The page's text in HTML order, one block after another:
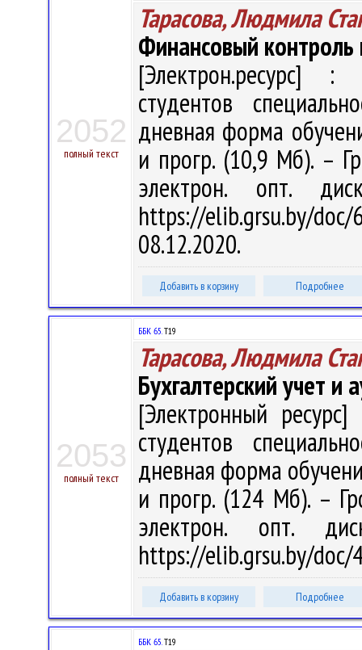
2052
полный текст
Тарасова, Людмила
Финансовый контроль
[Электрон.ресурс] :
студентов
дневная форма
и прогр. (10,9 Мб). –
электрон. опт.
https://elib.grsu.by/
08.12.2020.
Добавить в корзину Подробнее
2053
полный текст
ББК 65.Т19
Тарасова, Людмила
Бухгалтерский учет и
[Электронный
студентов
дневная форма
и прогр. (124 Мб). –
электрон. опт.
https://elib.grsu.by/doc/
Добавить в корзину Подробнее
ББК 65.Т19